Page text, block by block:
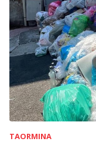
TAORMINA